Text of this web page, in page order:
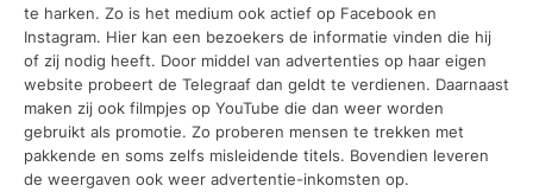
te harken. Zo is het medium ook actief op Facebook en
Instagram. Hier kan een bezoekers de informatie vinden die hij
of zij nodig heeft. Door middel van advertenties op haar eigen
website probeert de Telegraaf dan geldt te verdienen. Daarnaast
maken zij ook filmpjes op YouTube die dan weer worden
gebruikt als promotie. Zo proberen mensen te trekken met
pakkende en soms zelfs misleidende titels. Bovendien leveren
de weergaven ook weer advertentie-inkomsten op.